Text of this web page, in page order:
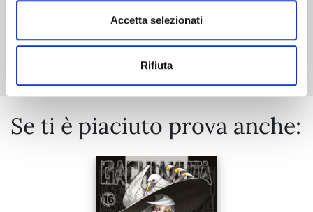
Accetta selezionati
Rifiuta
Mostra tutto
Se ti è piaciuto prova anche: